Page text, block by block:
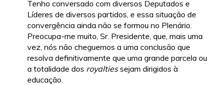
Tenho conversado com diversos Deputados e
Líderes de diversos partidos, e essa situação de
convergência ainda não se formou no Plenário.
Preocupa-me muito, Sr. Presidente, que, mais uma
vez, nós não cheguemos a uma conclusão que
resolva definitivamente que uma grande parcela ou
a totalidade dos royaltiessejam dirigidos à
educação.